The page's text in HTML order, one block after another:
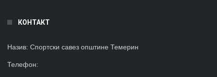
КОНТАКТ
Назив: Спортски савез општине Темерин
Телефон: